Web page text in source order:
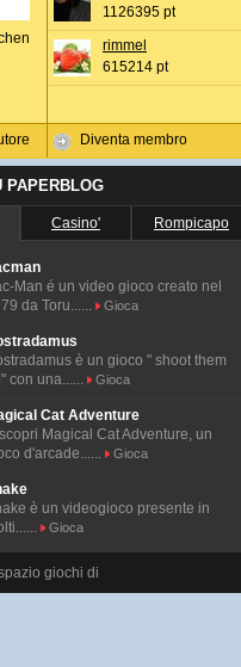
1126395 pt
rimmel
615214 pt
Diventa membro
PAPERBLOG
Casino' Rompicapo
Man é un video gioco creato nel
da Toru......
Gioca
è un gioco " shoot them
con una......
Gioca
Cat Adventure
Magical Cat Adventure, un
d'arcade......
Gioca
è un videogioco presente in
Gioca
giochi di